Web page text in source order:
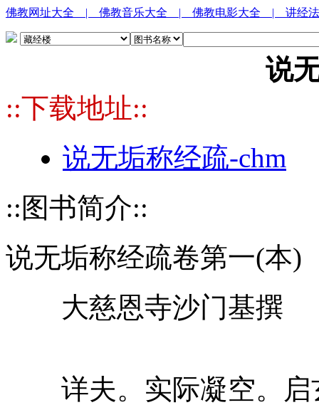
佛教网址大全 | 佛教音乐大全 | 佛教电影大全 | 讲经
说
::下载地址::
说无垢称经疏-chm
::图书简介::
说无垢称经疏卷第一(本)
大慈恩寺沙门基撰
详夫。实际凝空。启